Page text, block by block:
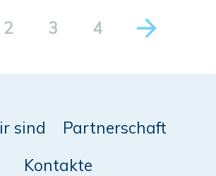
2 3 4
sind
Partnerschaft
Kontakte